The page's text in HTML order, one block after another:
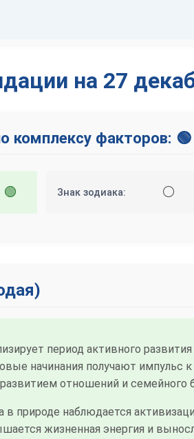
на 27
комплексу факторов:
🟢 Знак зодиака: ⚪
период активного
начинания получают импульс
отношений и семейного
природе наблюдается
жизненная энергия и